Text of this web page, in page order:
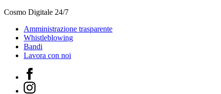
Cosmo Digitale 24/7
Amministrazione trasparente
Whistleblowing
Bandi
Lavora con noi
Facebook
Instagram